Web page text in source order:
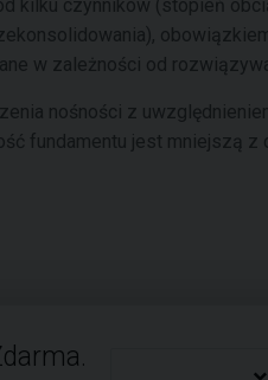
kilku czynników (stopień
w zależności od
nośności z
fundamentu jest mniejszą